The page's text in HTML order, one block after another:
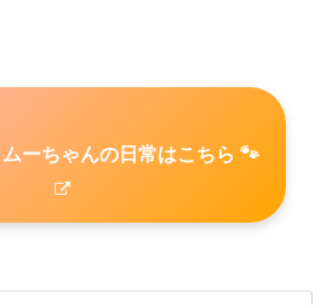
ーちゃんの日常はこちら 🐾